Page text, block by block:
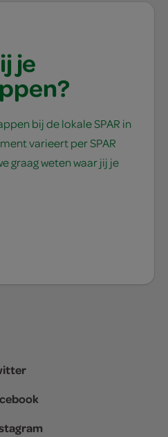
je
bij de lokale SPAR in
varieert per SPAR
graag weten waar jij je